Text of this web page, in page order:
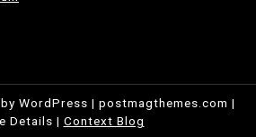
WordPress | postmagthemes.com |
Details | Context Blog